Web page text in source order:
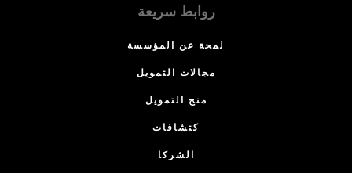
روابط سريعة
لمحة عن المؤسسة
مجالات التمويل
منح التمويل
كتشافات
الشركا